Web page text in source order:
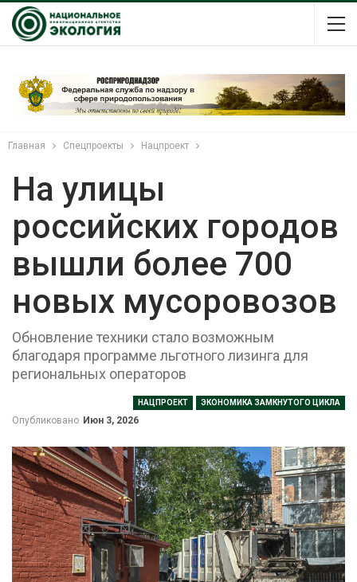
Главная Спецпроекты Нацпроект
На улицы
российских городов
вышли более 700
новых мусоровозов
Обновление техники стало возможным
благодаря программе льготного лизинга для
региональных операторов
НАЦПРОЕКТ ЭКОНОМИКА ЗАМКНУТОГО ЦИКЛА
Опубликовано Июн 3, 2026